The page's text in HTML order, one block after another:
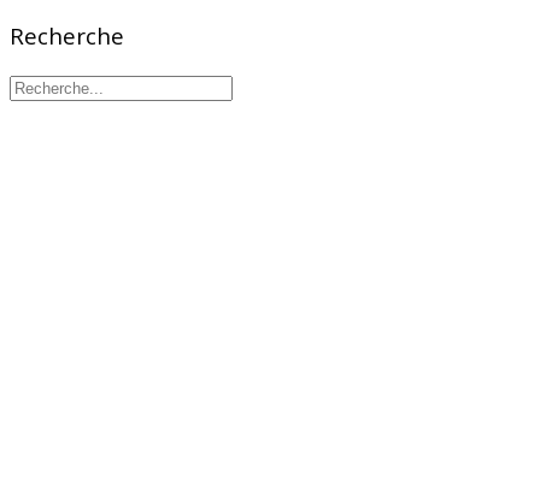
Recherche